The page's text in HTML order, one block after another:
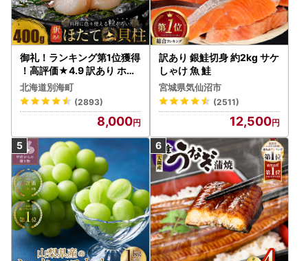
御礼！ランキング第1位獲得
！高評価★4.9 訳あり ホタ
テ 400g（ほたて 帆立 貝柱
冷凍 ）
北海道別海町
(2893)
8,000
訳あり 銀鮭切身 約2kg サケ
しゃけ 魚 鮭
宮城県気仙沼市
(2511)
12,500